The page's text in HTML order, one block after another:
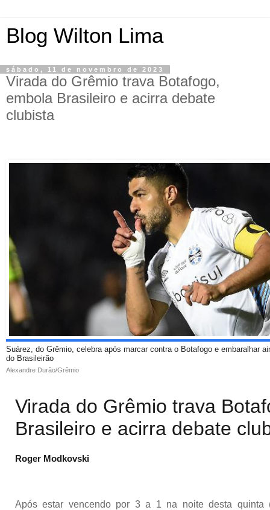
Blog Wilton Lima
sábado, 11 de novembro de 2023
Virada do Grêmio trava Botafogo,
embola Brasileiro e acirra debate
clubista
Suárez, do Grêmio, celebra após marcar contra o Botafogo e embaralhar
do Brasileirão
Alexandre Durão/Grêmio
Virada do Grêmio trava
Brasileiro e acirra debate
Roger Modkovski
Após estar vencendo por 3 a 1 na noite desta quinta